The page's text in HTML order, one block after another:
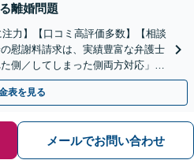
離婚問題
力】【口コミ高評価多数】【相談
慰謝料請求は、実績豊富な弁護士
側／してしまった側両方対応」人
表を見る
メールでお問い合わせ